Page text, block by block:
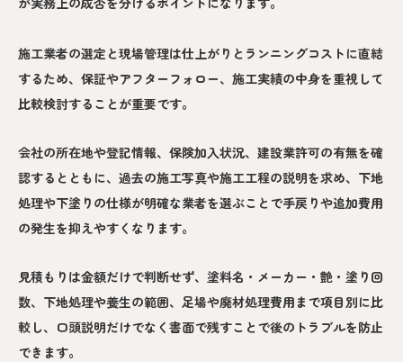
施工業者の選定と現場管理は仕上がりとランニングコストに直結
するため、保証やアフターフォロー、施工実績の中身を重視して
比較検討することが重要です。
会社の所在地や登記情報、保険加入状況、建設業許可の有無を確
認するとともに、過去の施工写真や施工工程の説明を求め、下地
処理や下塗りの仕様が明確な業者を選ぶことで手戻りや追加費用
の発生を抑えやすくなります。
見積もりは金額だけで判断せず、塗料名・メーカー・艶・塗り回
数、下地処理や養生の範囲、足場や廃材処理費用まで項目別に比
較し、口頭説明だけでなく書面で残すことで後のトラブルを防止
できます。